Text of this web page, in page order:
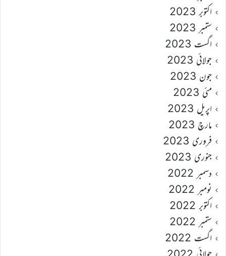
اکتوبر 2023
ستمبر 2023
اگست 2023
جولائی 2023
جون 2023
مئی 2023
اپریل 2023
مارچ 2023
فروری 2023
جنوری 2023
دسمبر 2022
نومبر 2022
اکتوبر 2022
ستمبر 2022
اگست 2022